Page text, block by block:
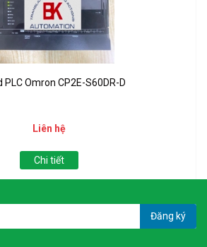
PLC Omron CP2E-S60DR-D
Liên hệ
Chi tiết
Đăng ký